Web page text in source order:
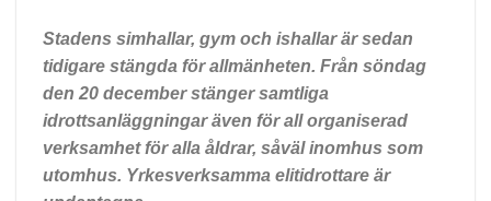
Stadens simhallar, gym och ishallar är sedan
tidigare stängda för allmänheten. Från söndag
den 20 december stänger samtliga
idrottsanläggningar även för all organiserad
verksamhet för alla åldrar, såväl inomhus som
utomhus. Yrkesverksamma elitidrottare är